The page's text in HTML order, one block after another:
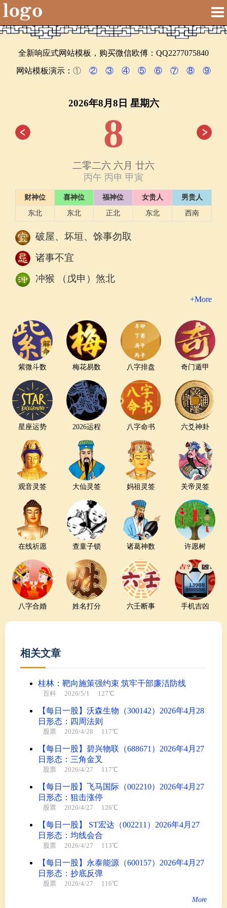
全新响应式网站模板，购买微信欧傅：QQ2277075840
网站模板演示： ① ② ③ ④ ⑤ ⑥ ⑦ ⑧ ⑨
2026年8月8日 星期六
8
二零二六 六月 廿六
丙午 丙申 甲寅
财神位 喜神位 福神位 女贵人 男贵人
东北 东北 正北 东北 西南
破屋、坏垣、馀事勿取
诸事不宜
冲猴 （戊申）煞北
+More
紫微斗数 梅花易数 八字排盘 奇门遁甲
星座运势 2026运程 八字命书 六爻神卦
观音灵签 大仙灵签 妈祖灵签 关帝灵签
在线祈愿 查童子锁 诸葛神数 许愿树
八字合婚 姓名打分 六壬断事 手机吉凶
相关文章
桂林：靶向施策强约束 筑牢干部廉洁防线
百科 2026/5/1 127℃
【每日一股】沃森生物（300142）2026年4月28
日形态：四周法则
股票 2026/4/28 117℃
【每日一股】碧兴物联（688671）2026年4月27
日形态：三角金叉
股票 2026/4/27 117℃
【每日一股】飞马国际（002210）2026年4月27
日形态：狙击涨停
股票 2026/4/27 126℃
【每日一股】 ST宏达（002211）2026年4月27
日形态：均线会合
股票 2026/4/27 113℃
【每日一股】永泰能源（600157）2026年4月27
日形态：抄底反弹
股票 2026/4/27 116℃
More